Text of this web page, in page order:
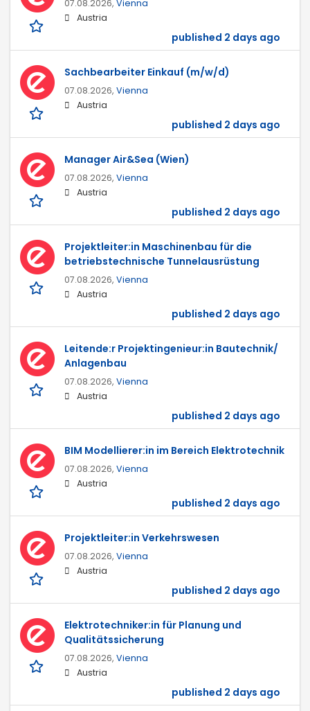
07.08.2026, Vienna
Austria
published 2 days ago
Sachbearbeiter Einkauf (m/w/d)
07.08.2026, Vienna
Austria
published 2 days ago
Manager Air&Sea (Wien)
07.08.2026, Vienna
Austria
published 2 days ago
Projektleiter:in Maschinenbau für die
betriebstechnische Tunnelausrüstung
07.08.2026, Vienna
Austria
published 2 days ago
Leitende:r Projektingenieur:in Bautechnik/
Anlagenbau
07.08.2026, Vienna
Austria
published 2 days ago
BIM Modellierer:in im Bereich Elektrotechnik
07.08.2026, Vienna
Austria
published 2 days ago
Projektleiter:in Verkehrswesen
07.08.2026, Vienna
Austria
published 2 days ago
Elektrotechniker:in für Planung und
Qualitätssicherung
07.08.2026, Vienna
Austria
published 2 days ago